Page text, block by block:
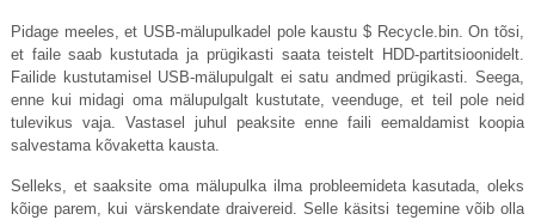
Pidage meeles, et USB-mälupulkadel pole kaustu $ Recycle.bin. On tõsi,
et faile saab kustutada ja prügikasti saata teistelt HDD-partitsioonidelt.
Failide kustutamisel USB-mälupulgalt ei satu andmed prügikasti. Seega,
enne kui midagi oma mälupulgalt kustutate, veenduge, et teil pole neid
tulevikus vaja. Vastasel juhul peaksite enne faili eemaldamist koopia
salvestama kõvaketta kausta.
Selleks, et saaksite oma mälupulka ilma probleemideta kasutada, oleks
kõige parem, kui värskendate draivereid. Selle käsitsi tegemine võib olla